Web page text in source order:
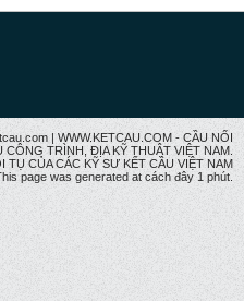
| WWW.KETCAU.COM - CẦU NỐI
CÔNG TRÌNH, ĐỊA KỸ THUẬT VIỆT NAM.
CỦA CÁC KỸ SƯ KẾT CÂU VIỆT NAM
page was generated at cách đây 1 phút.